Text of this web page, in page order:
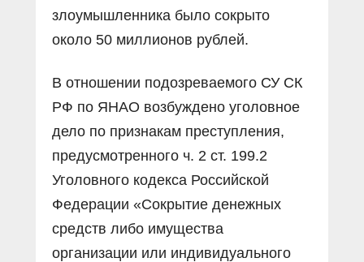
злоумышленника было сокрыто
около 50 миллионов рублей.
В отношении подозреваемого СУ СК
РФ по ЯНАО возбуждено уголовное
дело по признакам преступления,
предусмотренного ч. 2 ст. 199.2
Уголовного кодекса Российской
Федерации «Сокрытие денежных
средств либо имущества
организации или индивидуального